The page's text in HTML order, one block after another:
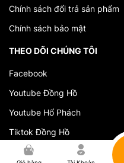
Chính sách đổi trả sản phẩm
Chính sách bảo mật
THEO DÕI CHÚNG TÔI
Facebook
Youtube Đồng Hồ
Youtube Hổ Phách
Tiktok Đồng Hồ